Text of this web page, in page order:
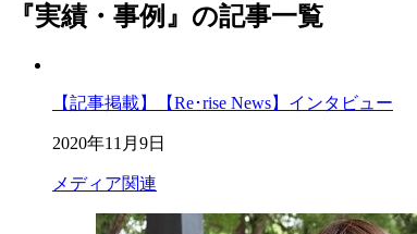
『実績・事例』の記事一覧
【記事掲載】【Re･rise News】インタビュー
2020年11月9日
メディア関連